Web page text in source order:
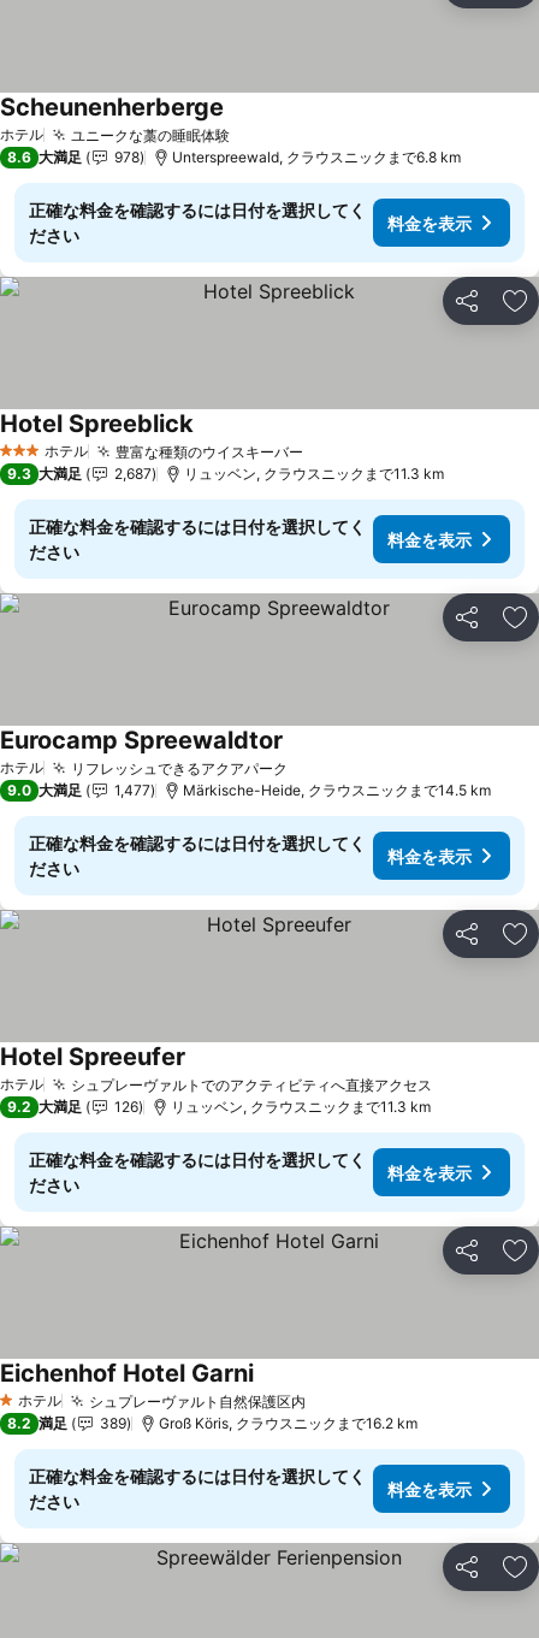
ホテル ユニークな藁の睡眠体験
Scheunenherberge
8.6 大満足 978 Unterspreewald, クラウスニックまで6.8 km
正確な料金を確認するには日付を選択してく
ださい
料金を表示
シェア お
3 ホテルのランク
ホテル 豊富な種類のウイスキーバー
Hotel Spreeblick
9.3 大満足 2,687 リュッベン, クラウスニックまで11.3 km
正確な料金を確認するには日付を選択してく
ださい
料金を表示
シェア お
ホテル リフレッシュできるアクアパーク
Eurocamp Spreewaldtor
9.0 大満足 1,477 Märkische-Heide, クラウスニックまで14.5 km
正確な料金を確認するには日付を選択してく
ださい
料金を表示
シェア お
ホテル シュプレーヴァルトでのアクティビティへ直接アクセス
Hotel Spreeufer
9.2 大満足 126 リュッベン, クラウスニックまで11.3 km
正確な料金を確認するには日付を選択してく
ださい
料金を表示
シェア お
1 ホテルのランク
ホテル シュプレーヴァルト自然保護区内
Eichenhof Hotel Garni
8.2 満足 389 Groß Köris, クラウスニックまで16.2 km
正確な料金を確認するには日付を選択してく
ださい
料金を表示
シェア お